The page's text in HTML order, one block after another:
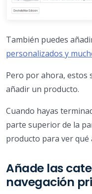
También puedes
personalizados y
Pero por ahora, estos
añadir un producto.
Cuando hayas
parte superior de la
producto para ver qué
Añade las
navegación